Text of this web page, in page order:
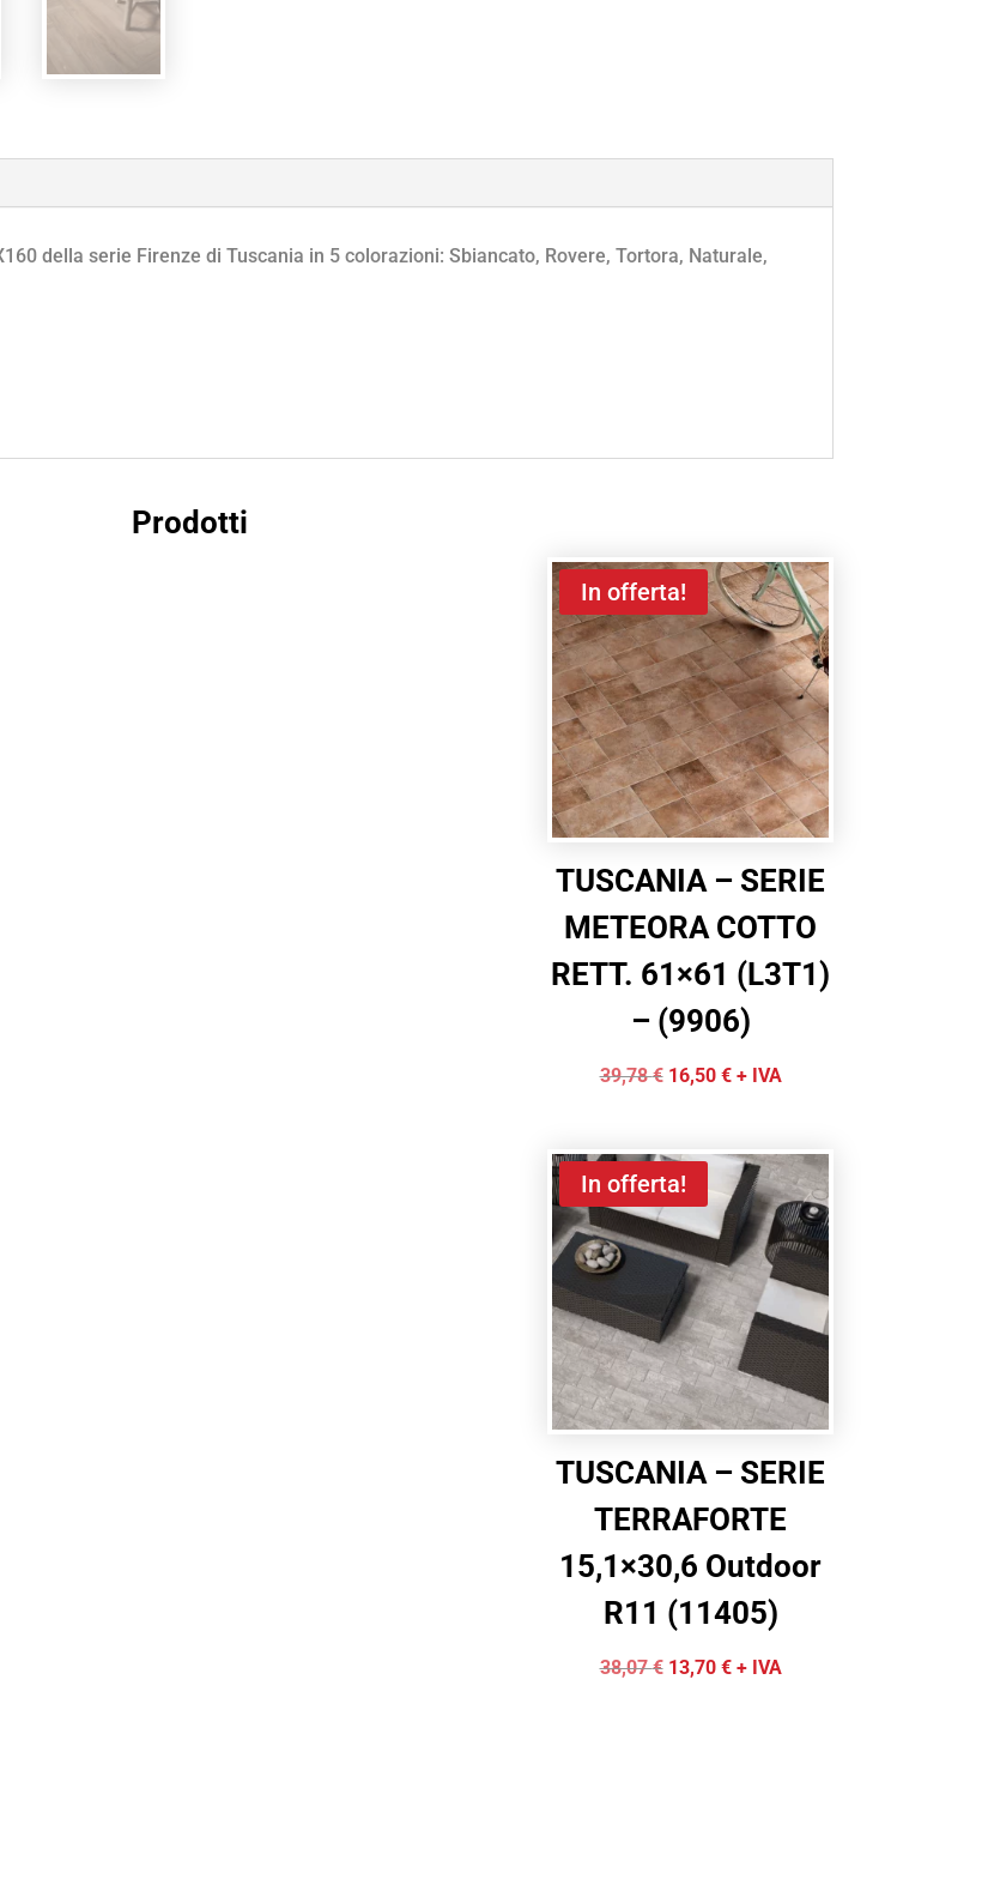
della serie Firenze di Tuscania in 5 colorazioni: Sbiancato, Rovere, Tortora, Naturale,
Prodotti
In offerta!
TUSCANIA – SERIE
METEORA COTTO
RETT. 61×61 (L3T1)
– (9906)
39,78€ Il
era:
39,78 €.
16,50 €Il
è:
16,50 €.
+ IVA
In offerta!
TUSCANIA – SERIE
TERRAFORTE
15,1×30,6 Outdoor
R11 (11405)
38,07€ Il
13,70 €Il+ IVA